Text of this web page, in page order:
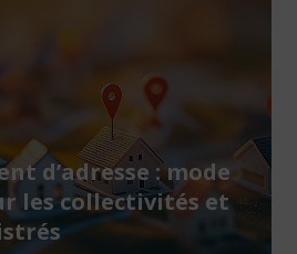
d’adresse : mode
les collectivités et